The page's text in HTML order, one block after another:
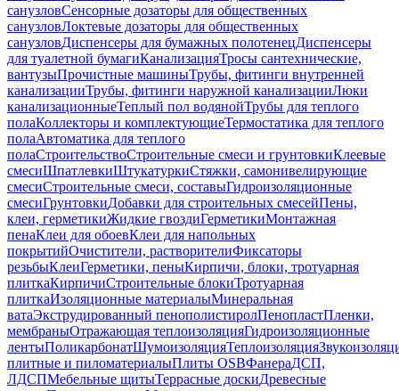
санузловСенсорные дозаторы для общественных
санузловЛоктевые дозаторы для общественных
санузловДиспенсеры для бумажных полотенецДиспенсеры
для туалетной бумагиКанализацияТросы сантехнические,
вантузыПрочистные машиныТрубы, фитинги внутренней
канализацииТрубы, фитинги наружной канализацииЛюки
канализационныеТеплый пол водянойТрубы для теплого
полаКоллекторы и комплектующиеТермостатика для теплого
полаАвтоматика для теплого
полаСтроительствоСтроительные смеси и грунтовкиКлеевые
смесиШпатлевкиШтукатуркиСтяжки, самонивелирующие
смесиСтроительные смеси, составыГидроизоляционные
смесиГрунтовкиДобавки для строительных смесейПены,
клеи, герметикиЖидкие гвоздиГерметикиМонтажная
пенаКлеи для обоевКлеи для напольных
покрытийОчистители, растворителиФиксаторы
резьбыКлеиГерметики, пеныКирпичи, блоки, тротуарная
плиткаКирпичиСтроительные блокиТротуарная
плиткаИзоляционные материалыМинеральная
ватаЭкструдированный пенополистиролПенопластПленки,
мембраныОтражающая теплоизоляцияГидроизоляционные
лентыПоликарбонатШумоизоляцияТеплоизоляция
плитные и пиломатериалыПлиты OSBФанераДСП,
ЛДСПМебельные щитыТеррасные доскиДревесные